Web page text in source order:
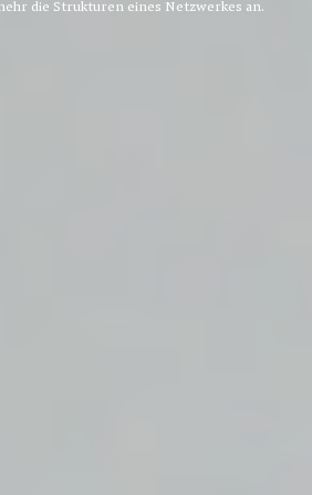
die Strukturen eines Netzwerkes an.